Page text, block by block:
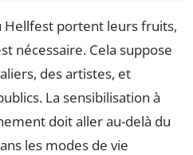
Hellfest portent leurs fruits,
nécessaire. Cela suppose
des artistes, et
La sensibilisation à
doit aller au-delà du
les modes de vie